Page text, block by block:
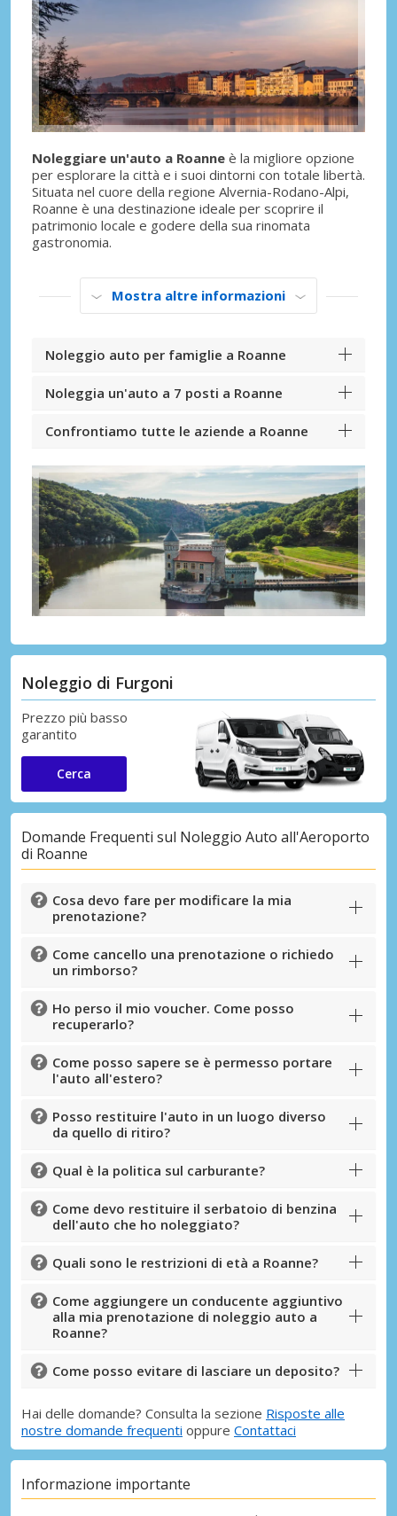
Noleggiare un'auto a Roanne è la migliore opzione
per esplorare la città e i suoi dintorni con totale libertà.
Situata nel cuore della regione Alvernia-Rodano-Alpi,
Roanne è una destinazione ideale per scoprire il
patrimonio locale e godere della sua rinomata
gastronomia.
Mostra altre informazioni
Noleggio auto per famiglie a Roanne
Noleggia un'auto a 7 posti a Roanne
Confrontiamo tutte le aziende a Roanne
Noleggio di Furgoni
Prezzo più basso
garantito
Cerca
Domande Frequenti sul Noleggio Auto all'Aeroporto
di Roanne
Cosa devo fare per modificare la mia
prenotazione?
Come cancello una prenotazione o richiedo
un rimborso?
Ho perso il mio voucher. Come posso
recuperarlo?
Come posso sapere se è permesso portare
l'auto all'estero?
Posso restituire l'auto in un luogo diverso
da quello di ritiro?
Qual è la politica sul carburante?
Come devo restituire il serbatoio di benzina
dell'auto che ho noleggiato?
Quali sono le restrizioni di età a Roanne?
Come aggiungere un conducente aggiuntivo
alla mia prenotazione di noleggio auto a
Roanne?
Come posso evitare di lasciare un deposito?
Hai delle domande? Consulta la sezione Risposte alle
nostre domande frequenti oppure Contattaci
Informazione importante